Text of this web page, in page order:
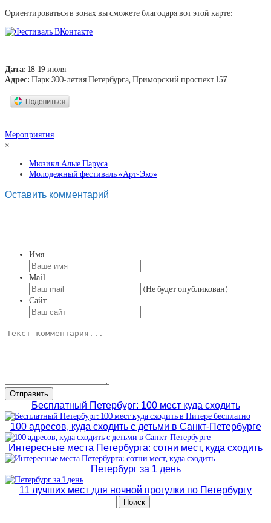
Ориентироваться в зонах вы сможете благодаря вот этой карте:
Дата: 18-19 июля
Адрес: Парк 300-летия Петербурга, Приморский проспект 157
Мероприятия
×
Мюзикл Алые Паруса
Молодежный фестиваль «Арт-Эко»
Оставить комментарий
Имя
Mail
(Не будет опубликован)
Сайт
Бесплатный Петербург: 100 мест куда сходить
100 адресов, куда сходить с детьми в Санкт-Петербурге
Интересные места Петербурга: сотни мест, куда сходить
Петербург за 1 день
11 лучших мест для ночной прогулки по Петербургу